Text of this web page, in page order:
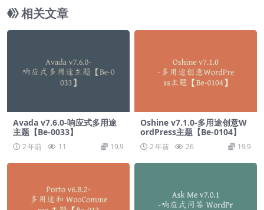
相关文章
Avada v7.6.0-响应式多用途
主题【Be-0033】
2 年前 11 19.9
Oshine v7.1.0-多用途创意W
ordPress主题【Be-0104】
2 年前 26 19.9